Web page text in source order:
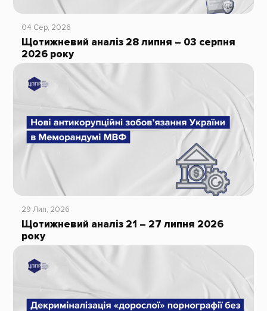
04 Сер, 2026
Щотижневий аналіз 28 липня – 03 серпня
2026 року
29 Лип, 2026
Щотижневий аналіз 21 – 27 липня 2026
року